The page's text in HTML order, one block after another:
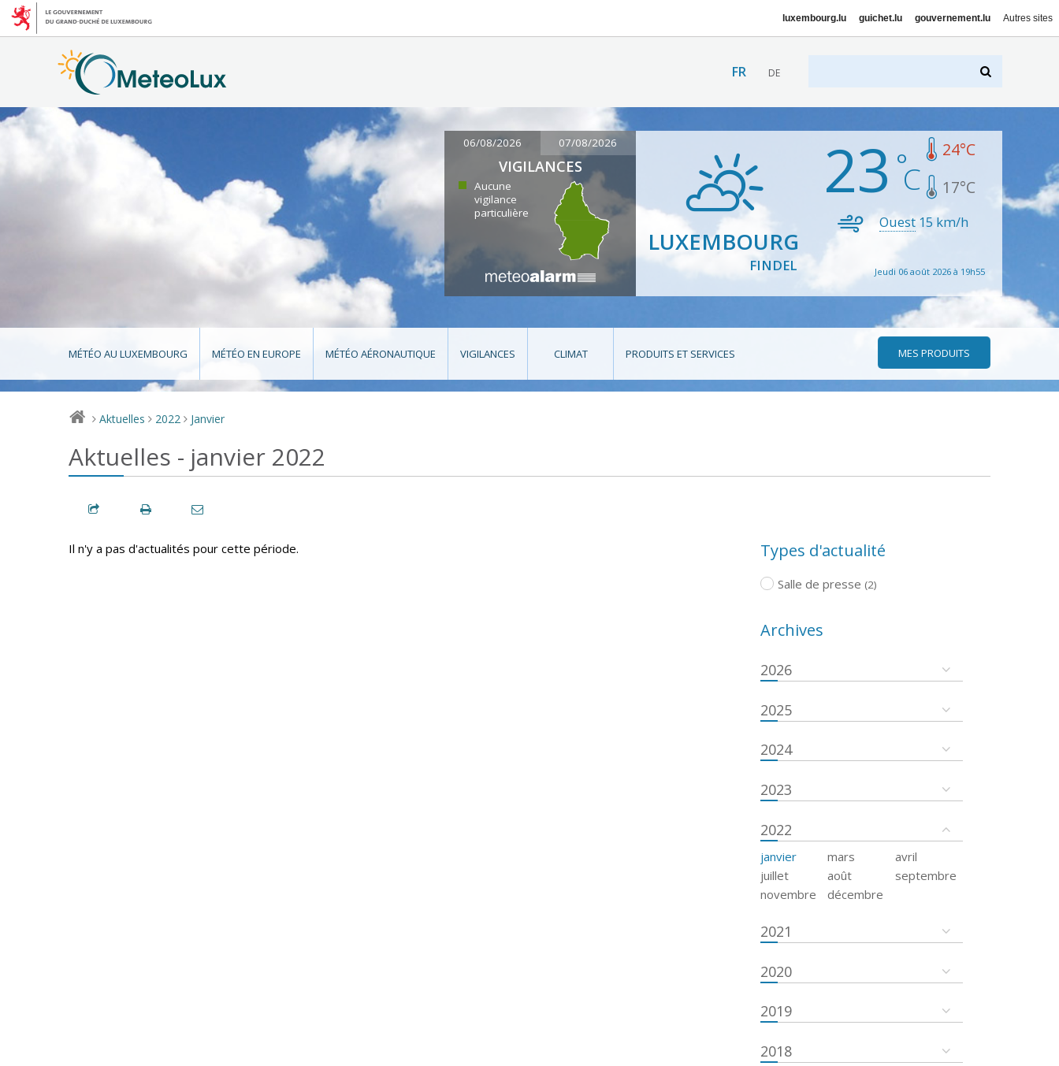
luxembourg.lu guichet.lu gouvernement.lu Autres sites
FR DE
06/08/2026 07/08/2026
VIGILANCES
Aucune
vigilance
particulière
LUXEMBOURG
FINDEL
23 24°C
17°C
Ouest 15 km/h
Jeudi 06 août 2026 à 19h55
MÉTÉO AU LUXEMBOURG MÉTÉO EN EUROPE MÉTÉO AÉRONAUTIQUE VIGILANCES CLIMAT PRODUITS ET SERVICES MES PRODUITS
> Aktuelles > 2022 > Janvier
Aktuelles - janvier 2022
Il n'y a pas d'actualités pour cette période. Types d'actualité
Salle de presse (2)
Archives
2026
2025
2024
2023
2022
janvier mars
avril
juillet
août
septembre
novembre
décembre
2021
2020
2019
2018